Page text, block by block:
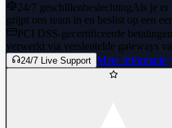
24/7 geschillenbeslechtingAls je er
grijpt ons team in en beslist op een
PCI DSS-gecertificeerde betalingen
verwerkt via versleutelde gateways
24/7 Live Support Meer informatie